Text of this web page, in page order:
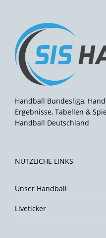
Handball Bundesliga,
Ergebnisse, Tabellen &
Handball Deutschland
NÜTZLICHE LINKS
Unser Handball
Liveticker